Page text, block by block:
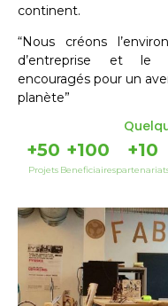
continent.
“Nous créons
d’entreprise et le
encouragés pour un
planète”
Projets
+50
Beneficiaires
+100 +10